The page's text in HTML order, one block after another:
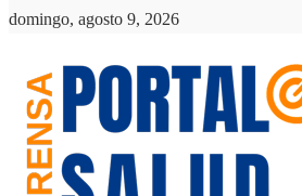
domingo, agosto 9, 2026